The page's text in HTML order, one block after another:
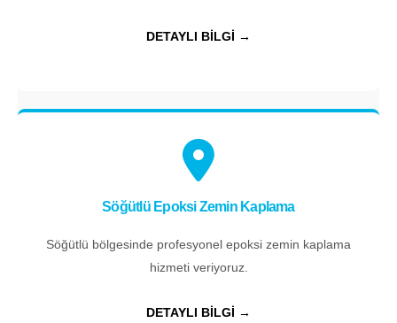
DETAYLI BİLGİ →
Söğütlü Epoksi Zemin Kaplama
Söğütlü bölgesinde profesyonel epoksi zemin kaplama
hizmeti veriyoruz.
DETAYLI BİLGİ →